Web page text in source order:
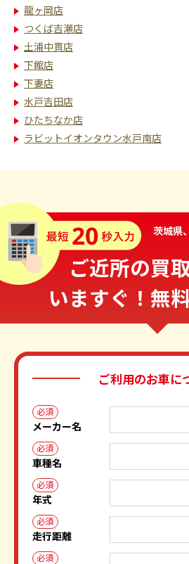
龍ヶ岡店
つくば吉瀬店
土浦中貫店
下館店
下妻店
水戸吉田店
ひたちなか店
ラビットイオンタウン水戸南店
茨城県
ご近所の買
いますぐ！無
ご利用のお車に
必須
メーカー名
必須
車種名
必須
年式
必須
走行距離
必須